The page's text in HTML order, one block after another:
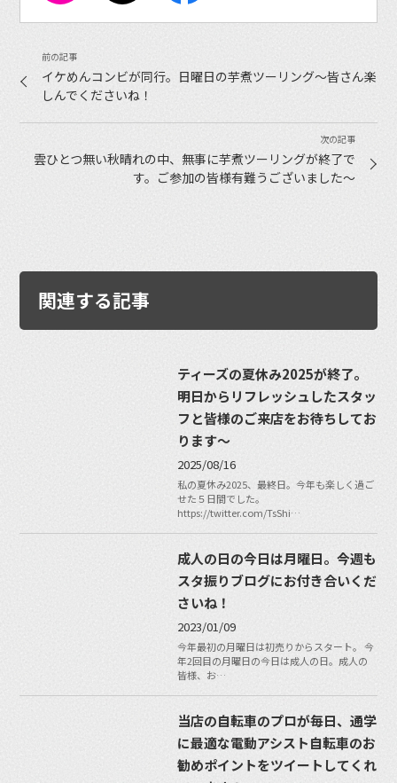
イケめんコンビが同行。日曜日の芋煮ツーリング〜皆さん楽
しんでくださいね！
雲ひとつ無い秋晴れの中、無事に芋煮ツーリングが終了で
す。ご参加の皆様有難うございました〜
関連する記事
ティーズの夏休み2025が終了。
明日からリフレッシュしたスタッ
フと皆様のご来店をお待ちしてお
ります〜
2025/08/16
私の夏休み2025、最終日。今年も楽しく過ご
せた５日間でした。
https://twitter.com/TsShi…
成人の日の今日は月曜日。今週も
スタ振りブログにお付き合いくだ
さいね！
2023/01/09
今年最初の月曜日は初売りからスタート。 今
年2回目の月曜日の今日は成人の日。成人の
皆様、お…
当店の自転車のプロが毎日、通学
に最適な電動アシスト自転車のお
勧めポイントをツイートしてくれ